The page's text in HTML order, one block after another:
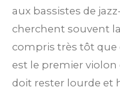
aux bassistes de
cherchent souvent
compris très tôt que
est le premier violon
doit rester lourde et